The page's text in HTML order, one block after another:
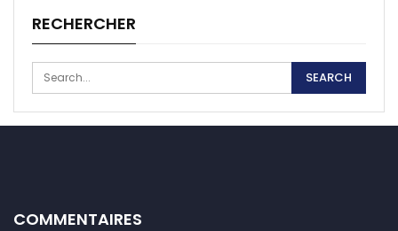
RECHERCHER
COMMENTAIRES